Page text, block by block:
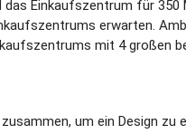
Einkaufszentrum für
erwarten.
mit 4 großen
um ein Design